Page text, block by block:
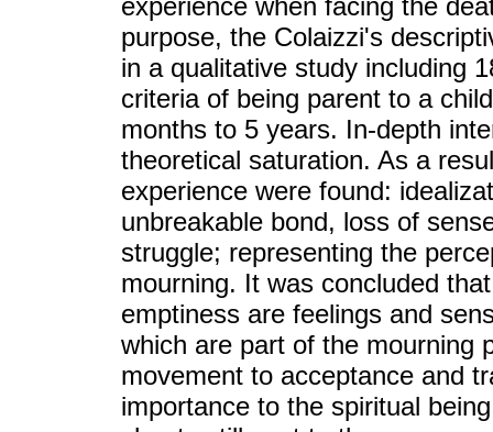
experience when facing the
purpose, the Colaizzi's
in a qualitative study including
criteria of being parent to a
months to 5 years. In-depth
theoretical saturation. As a
experience were found:
unbreakable bond, loss of
struggle; representing the
mourning. It was concluded
emptiness are feelings and
which are part of the mourning
movement to acceptance and
importance to the spiritual